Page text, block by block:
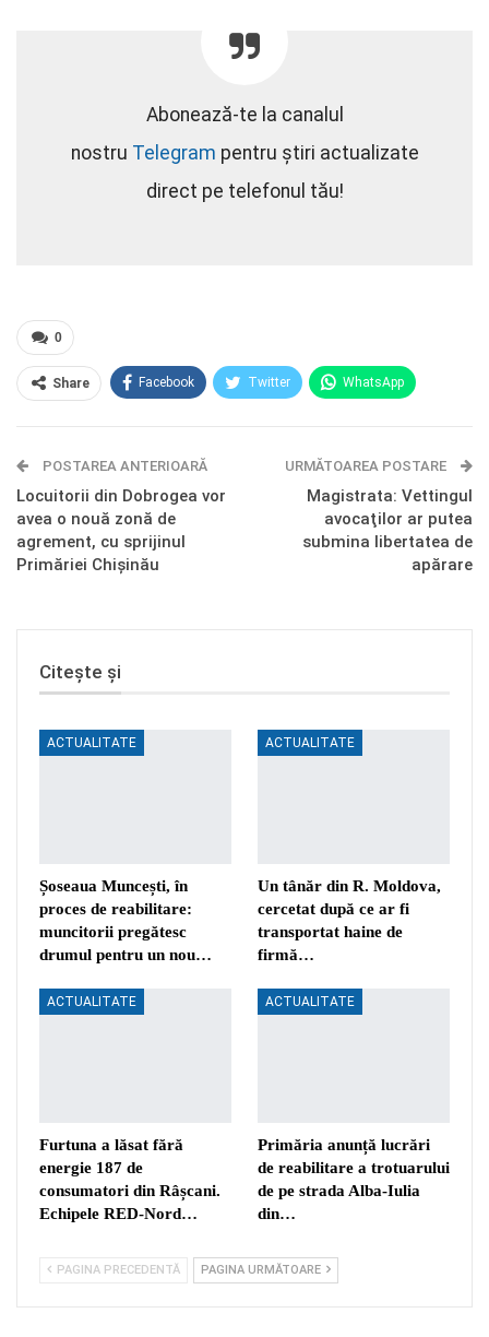
Abonează-te la canalul
nostru Telegram pentru știri actualizate
direct pe telefonul tău!
0
Share Facebook Twitter WhatsApp
Telegram OK.ru
POSTAREA ANTERIOARĂ
Locuitorii din Dobrogea vor
avea o nouă zonă de
agrement, cu sprijinul
Primăriei Chișinău
URMĂTOAREA POSTARE
Magistrata: Vettingul
avocaţilor ar putea
submina libertatea de
apărare
Citește și
ACTUALITATE
Șoseaua Muncești, în
proces de reabilitare:
muncitorii pregătesc
drumul pentru un nou…
ACTUALITATE
Un tânăr din R. Moldova,
cercetat după ce ar fi
transportat haine de
firmă…
ACTUALITATE
Furtuna a lăsat fără
energie 187 de
consumatori din Râșcani.
Echipele RED-Nord…
ACTUALITATE
Primăria anunță lucrări
de reabilitare a trotuarului
de pe strada Alba-Iulia
din…
PAGINA PRECEDENTĂ PAGINA URMĂTOARE